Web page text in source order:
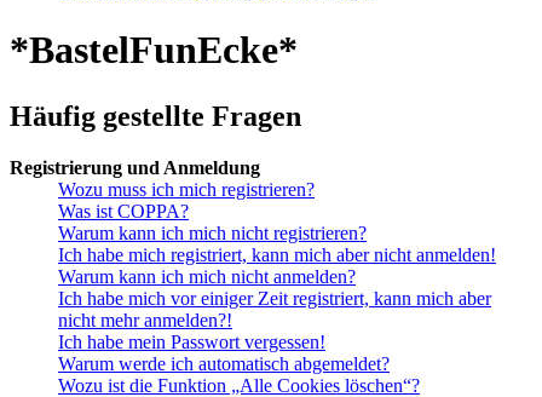
*BastelFunEcke*
Häufig gestellte Fragen
Registrierung und Anmeldung
Wozu muss ich mich registrieren?
Was ist COPPA?
Warum kann ich mich nicht registrieren?
Ich habe mich registriert, kann mich aber nicht anmelden!
Warum kann ich mich nicht anmelden?
Ich habe mich vor einiger Zeit registriert, kann mich aber
nicht mehr anmelden?!
Ich habe mein Passwort vergessen!
Warum werde ich automatisch abgemeldet?
Wozu ist die Funktion „Alle Cookies löschen“?